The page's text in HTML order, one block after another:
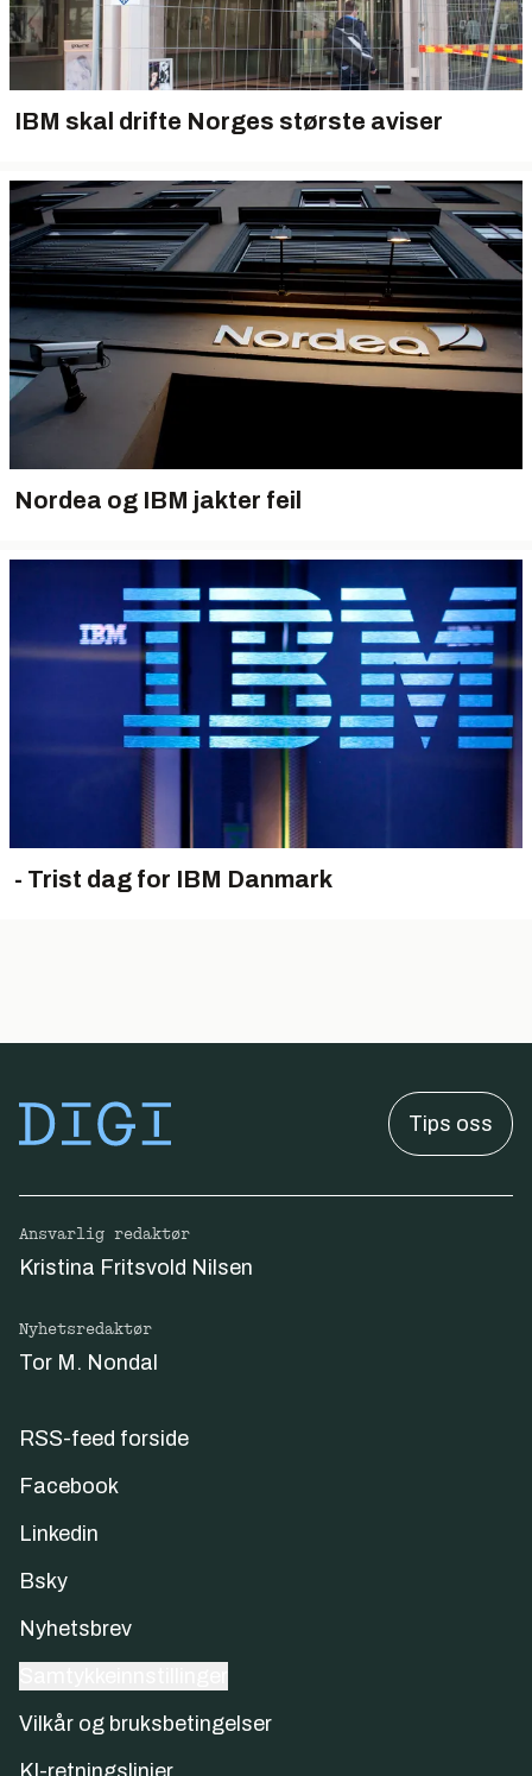
IBM skal drifte Norges største aviser
Nordea og IBM jakter feil
- Trist dag for IBM Danmark
Tips oss
Ansvarlig redaktør
Kristina Fritsvold Nilsen
Nyhetsredaktør
Tor M. Nondal
RSS-feed forside
Facebook
Linkedin
Bsky
Nyhetsbrev
Vilkår og bruksbetingelser
KI-retningslinjer